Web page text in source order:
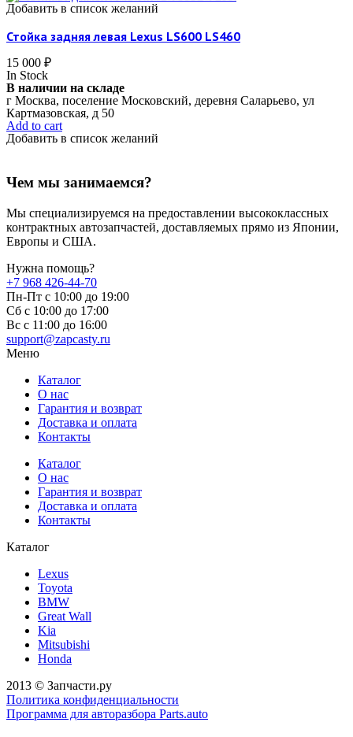
Добавить в список желаний
Стойка задняя левая Lexus LS600 LS460
15 000 ₽
In Stock
В наличии на складе
г Москва, поселение Московский, деревня Саларьево, ул
Картмазовская, д 50
Add to cart
Добавить в список желаний
Чем мы занимаемся?
Мы специализируемся на предоставлении высококлассных
контрактных автозапчастей, доставляемых прямо из Японии,
Европы и США.
Нужна помощь?
+7 968 426-44-70
Пн-Пт с 10:00 до 19:00
Сб с 10:00 до 17:00
Вс c 11:00 до 16:00
support@zapcasty.ru
Меню
Каталог
О нас
Гарантия и возврат
Доставка и оплата
Контакты
Каталог
О нас
Гарантия и возврат
Доставка и оплата
Контакты
Каталог
Lexus
Toyota
BMW
Great Wall
Kia
Mitsubishi
Honda
2013 © Запчасти.ру
Политика конфиденциальности
Программа для авторазбора Parts.auto